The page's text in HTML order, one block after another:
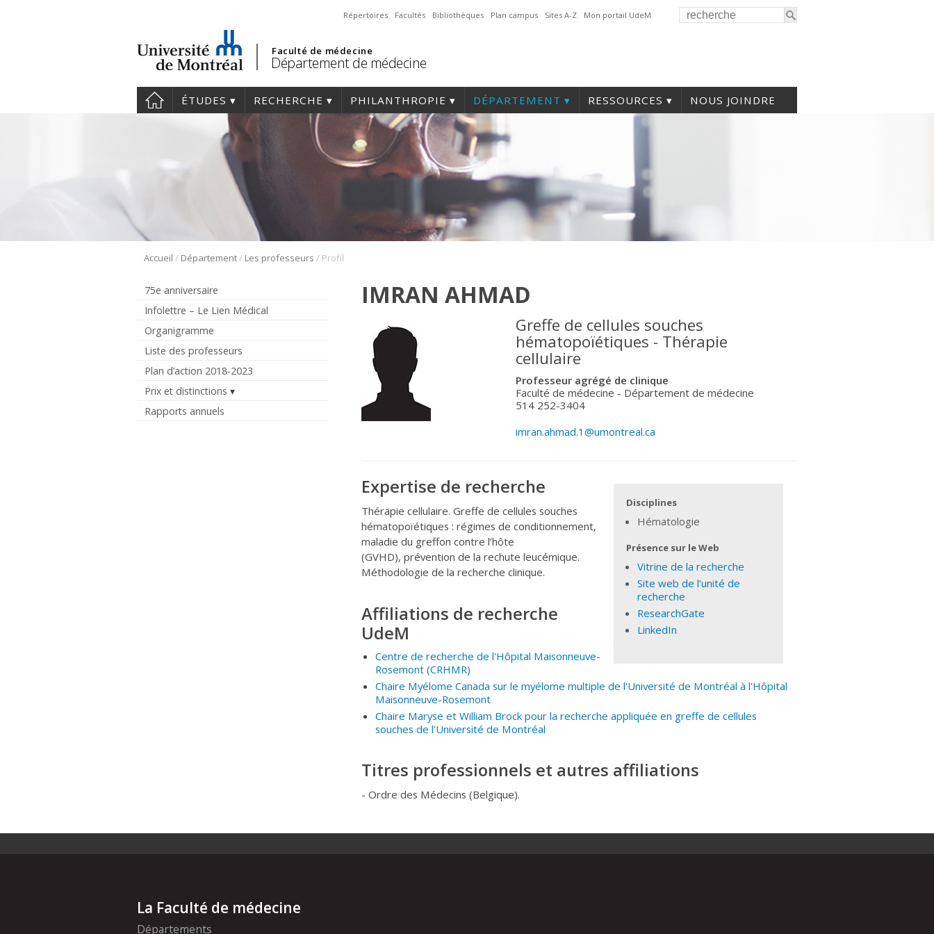
Répertoires Facultés Bibliothèques Plan campus Sites A-Z Mon portail UdeM
Faculté de médecine
Département de médecine
ÉTUDES RECHERCHE PHILANTHROPIE DÉPARTEMENT RESSOURCES NOUS JOINDRE
Accueil / Département/ Les professeurs / Profil
75e anniversaire
Infolettre – Le Lien Médical
Organigramme
Liste des professeurs
Plan d’action 2018-2023
Prix et distinctions
Rapports annuels
IMRAN AHMAD
Greffe de cellules souches
hématopoïétiques - Thérapie
cellulaire
Professeur agrégé de clinique
Faculté de médecine - Département de médecine
514 252-3404
imran.ahmad.1@umontreal.ca
Disciplines
Hématologie
Présence sur le Web
Vitrine de la recherche
Site web de l’unité de
recherche
ResearchGate
LinkedIn
Expertise de recherche
Thérapie cellulaire. Greffe de cellules souches
hématopoïétiques : régimes de conditionnement,
maladie du greffon contre l’hôte
(GVHD), prévention de la rechute leucémique.
Méthodologie de la recherche clinique.
Affiliations de recherche
UdeM
Centre de recherche de l'Hôpital Maisonneuve-
Rosemont (CRHMR)
Chaire Myélome Canada sur le myélome multiple de l'Université de Montréal à l'Hôpital
Maisonneuve-Rosemont
Chaire Maryse et William Brock pour la recherche appliquée en greffe de cellules
souches de l'Université de Montréal
Titres professionnels et autres affiliations
- Ordre des Médecins (Belgique).
La Faculté de médecine
Départements